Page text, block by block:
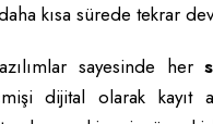
kısa sürede tekrar
sayesinde her
dijital olarak kayıt